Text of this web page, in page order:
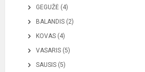
GEGUŽĖ (4)
BALANDIS (2)
KOVAS (4)
VASARIS (5)
SAUSIS (5)